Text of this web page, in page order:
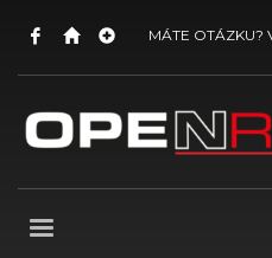
MÁTE OTÁZKU?